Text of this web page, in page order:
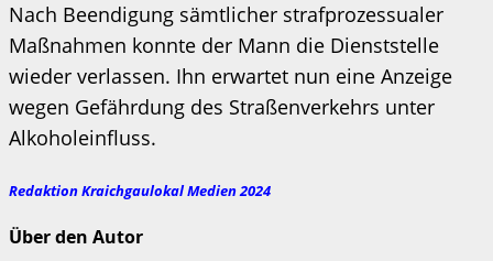
Nach Beendigung sämtlicher strafprozessualer
Maßnahmen konnte der Mann die Dienststelle
wieder verlassen. Ihn erwartet nun eine Anzeige
wegen Gefährdung des Straßenverkehrs unter
Alkoholeinfluss.
Redaktion Kraichgaulokal Medien 2024
Über den Autor